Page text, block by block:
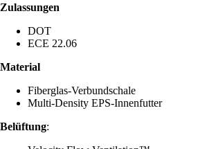
Zulassungen
DOT
ECE 22.06
Material
Fiberglas-Verbundschale
Multi-Density EPS-Innenfutter
Belüftung: